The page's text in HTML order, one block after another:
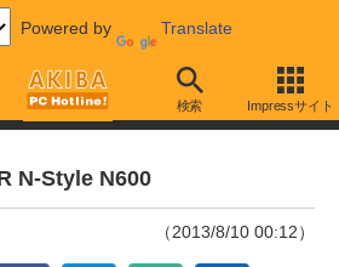
Powered by Translate
検索 Impressサイト
N-Style N600
（2013/8/10 00:12）